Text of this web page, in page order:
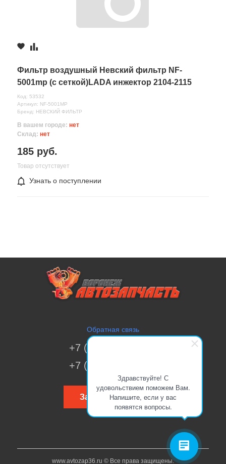
Здравствуйте! С
удовольствием поможем Вам.
Напишите, если у вас
появятся вопросы.
Фильтр воздушный Невский фильтр NF-
5001mp (с сеткой)LADA инжектор 2104-2115
Код: 53532
Артикул: NF-5001МP
Бренд: НЕВСКИЙ ФИЛЬТР
В вашем городе: нет
Склад: нет
185 руб.
Товар отсутствует
Узнать о поступлении
Обратная связь
+7 (473) 269-41-51
+7 (473) 200-70-00
Заказать звонок
www.avtozap36.ru © Все права защищены.